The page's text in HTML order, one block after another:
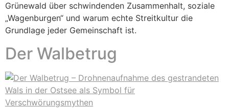
Grünewald über schwindenden Zusammenhalt, soziale
„Wagenburgen“ und warum echte Streitkultur die
Grundlage jeder Gemeinschaft ist.
Der Walbetrug